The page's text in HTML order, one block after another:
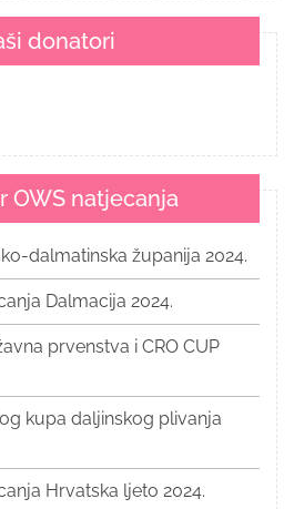
donatori
OWS natjecanja
dalmatinska županija 2024.
Dalmacija 2024.
prvenstva i CRO CUP
kupa daljinskog plivanja
Hrvatska ljeto 2024.